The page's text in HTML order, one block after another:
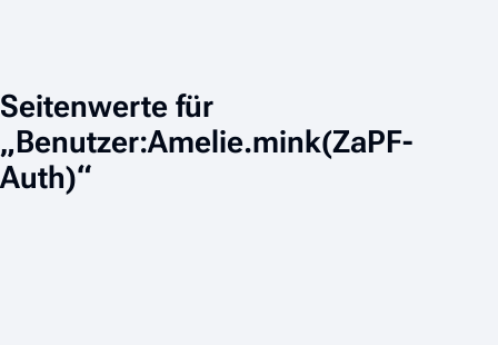
Seitenwerte für
„Benutzer:Amelie.mink(ZaPF-
Auth)“